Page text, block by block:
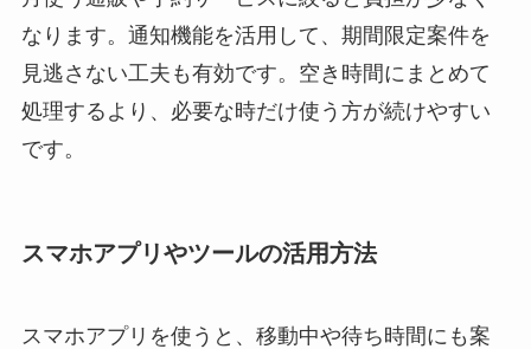
なります。通知機能を活用して、期間限定案件を
見逃さない工夫も有効です。空き時間にまとめて
処理するより、必要な時だけ使う方が続けやすい
です。
スマホアプリやツールの活用方法
スマホアプリを使うと、移動中や待ち時間にも案